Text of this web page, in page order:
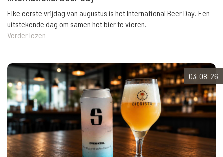
Elke eerste vrijdag van augustus is het International Beer Day. Een
uitstekende dag om samen het bier te vieren.
Verder lezen
03-08-26